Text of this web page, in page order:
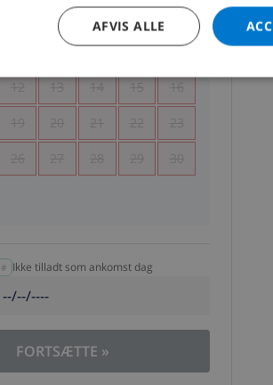
7 8 9
12 13 14 15 16
19 20 21 22 23
26 27 28 29 30
Ikke tilladt som ankomst dag
--/--/----
FORTSÆTTE »
AFVIS ALLE